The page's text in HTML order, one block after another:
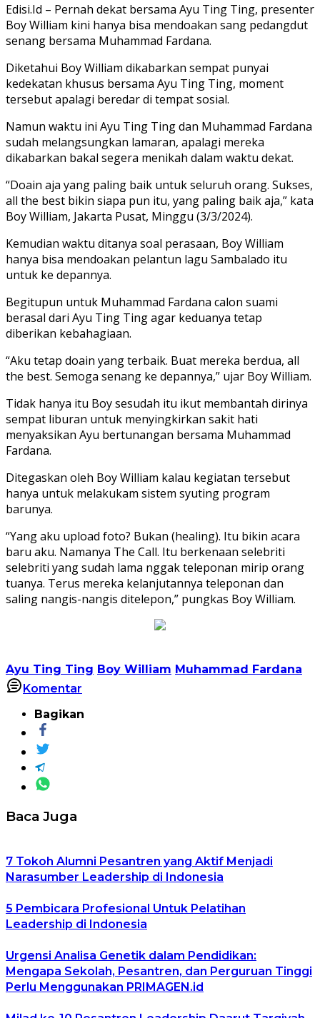
Edisi.Id – Pernah dekat bersama Ayu Ting Ting, presenter
Boy William kini hanya bisa mendoakan sang pedangdut
senang bersama Muhammad Fardana.
Diketahui Boy William dikabarkan sempat punyai
kedekatan khusus bersama Ayu Ting Ting, moment
tersebut apalagi beredar di tempat sosial.
Namun waktu ini Ayu Ting Ting dan Muhammad Fardana
sudah melangsungkan lamaran, apalagi mereka
dikabarkan bakal segera menikah dalam waktu dekat.
“Doain aja yang paling baik untuk seluruh orang. Sukses,
all the best bikin siapa pun itu, yang paling baik aja,” kata
Boy William, Jakarta Pusat, Minggu (3/3/2024).
Kemudian waktu ditanya soal perasaan, Boy William
hanya bisa mendoakan pelantun lagu Sambalado itu
untuk ke depannya.
Begitupun untuk Muhammad Fardana calon suami
berasal dari Ayu Ting Ting agar keduanya tetap
diberikan kebahagiaan.
“Aku tetap doain yang terbaik. Buat mereka berdua, all
the best. Semoga senang ke depannya,” ujar Boy William.
Tidak hanya itu Boy sesudah itu ikut membantah dirinya
sempat liburan untuk menyingkirkan sakit hati
menyaksikan Ayu bertunangan bersama Muhammad
Fardana.
Ditegaskan oleh Boy William kalau kegiatan tersebut
hanya untuk melakukam sistem syuting program
barunya.
“Yang aku upload foto? Bukan (healing). Itu bikin acara
baru aku. Namanya The Call. Itu berkenaan selebriti
selebriti yang sudah lama nggak teleponan mirip orang
tuanya. Terus mereka kelanjutannya teleponan dan
saling nangis-nangis ditelepon,” pungkas Boy William.
Ayu Ting Ting Boy William Muhammad Fardana
Komentar
Bagikan
Baca Juga
7 Tokoh Alumni Pesantren yang Aktif Menjadi
Narasumber Leadership di Indonesia
5 Pembicara Profesional Untuk Pelatihan
Leadership di Indonesia
Urgensi Analisa Genetik dalam Pendidikan:
Mengapa Sekolah, Pesantren, dan Perguruan Tinggi
Perlu Menggunakan PRIMAGEN.id